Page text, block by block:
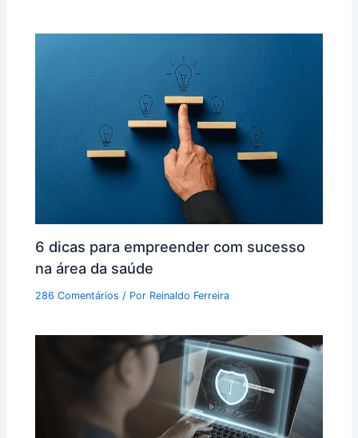
6 dicas para empreender com sucesso
na área da saúde
286 Comentários / Por Reinaldo Ferreira